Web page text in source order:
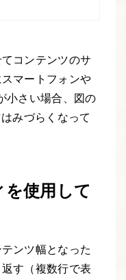
コンテンツのサ
マートフォンや
小さい場合、図の
みづらくなって
使用して
ンツ幅となった
す（複数行で表